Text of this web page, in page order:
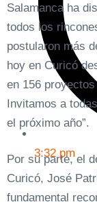
3:32 pm
Salamanca ha
todos los
postularon más
hoy en Curicó
en 156
Invitamos a
el próximo año”.
Por su parte, el
Curicó, José
fundamental